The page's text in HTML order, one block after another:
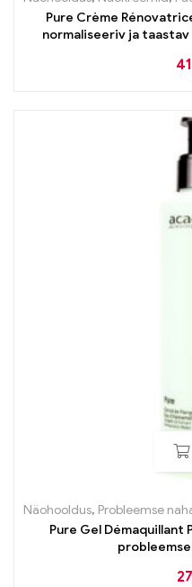
Pure Crème
normaliseeriv ja taastav
Näohooldus, Probleemse
Pure Gel